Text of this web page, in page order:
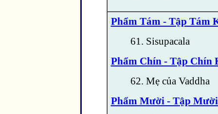
Phẩm Tám - Tập Tám
61. Sisupacala
Phẩm Chín - Tập Chín
62. Mẹ của Vaddha
Phẩm Mười - Tập